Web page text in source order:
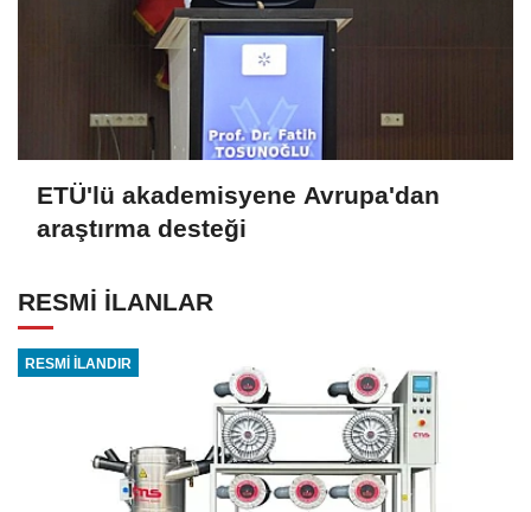
ETÜ'lü akademisyene Avrupa'dan
araştırma desteği
RESMİ İLANLAR
RESMİ İLANDIR